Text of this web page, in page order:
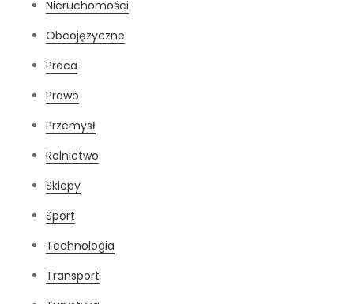
Nieruchomości
Obcojęzyczne
Praca
Prawo
Przemysł
Rolnictwo
Sklepy
Sport
Technologia
Transport